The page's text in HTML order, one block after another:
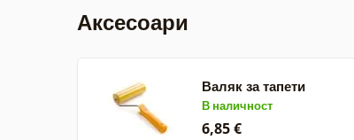
Аксесоари
Валяк за тапети
В наличност
6,85 €